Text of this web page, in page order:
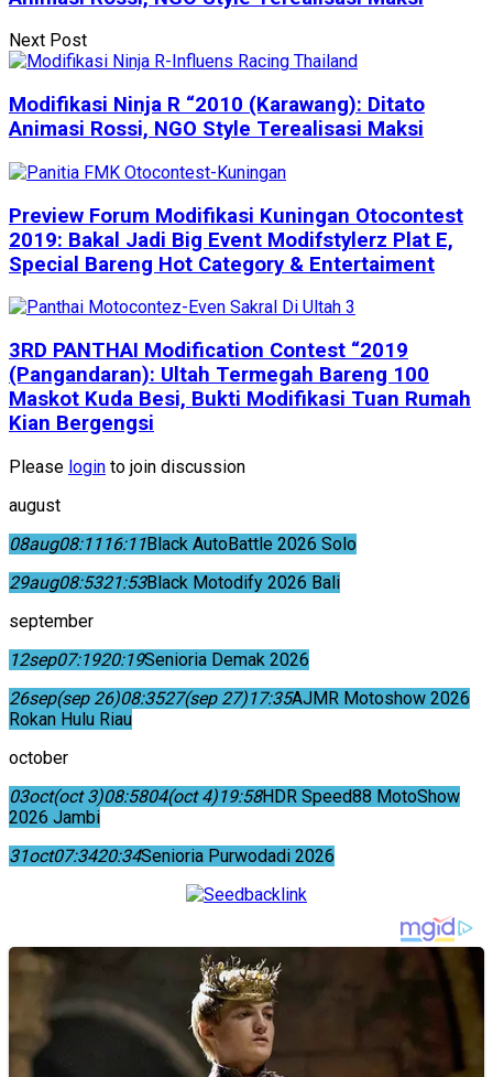
Next Post
Modifikasi Ninja R “2010 (Karawang): Ditato
Animasi Rossi, NGO Style Terealisasi Maksi
Preview Forum Modifikasi Kuningan Otocontest
2019: Bakal Jadi Big Event Modifstylerz Plat E,
Special Bareng Hot Category & Entertaiment
3RD PANTHAI Modification Contest “2019
(Pangandaran): Ultah Termegah Bareng 100
Maskot Kuda Besi, Bukti Modifikasi Tuan Rumah
Kian Bergengsi
Please login to join discussion
august
08aug08:1116:11Black AutoBattle 2026 Solo
29aug08:5321:53Black Motodify 2026 Bali
september
12sep07:1920:19Senioria Demak 2026
26sep(sep 26)08:3527(sep 27)17:35AJMR Motoshow 2026
Rokan Hulu Riau
october
03oct(oct 3)08:5804(oct 4)19:58HDR Speed88 MotoShow
2026 Jambi
31oct07:3420:34Senioria Purwodadi 2026